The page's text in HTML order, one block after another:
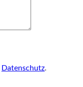
Datenschutz.